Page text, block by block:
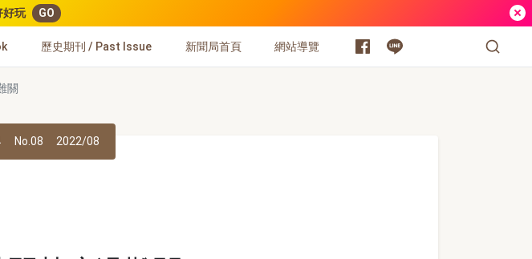
好玩 GO
歷史期刊 / Past Issue 新聞局首頁 網站導覽
關
No.08 2022/08